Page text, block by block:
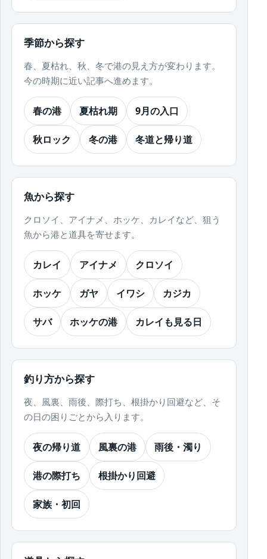
季節から探す
春、夏枯れ、秋、冬で港の見え方が変わります。
今の時期に近い記事へ進めます。
春の港 夏枯れ期 9月の入口
秋ロック 冬の港 冬道と帰り道
魚から探す
クロソイ、アイナメ、ホッケ、カレイなど、狙う
魚から港と道具を寄せます。
カレイ アイナメ クロソイ
ホッケ ガヤ イワシ カジカ
サバ ホッケの港 カレイも見る日
釣り方から探す
夜、風裏、雨後、際打ち、根掛かり回避など、そ
の日の困りごとから入ります。
夜の帰り道 風裏の港 雨後・濁り
港の際打ち 根掛かり回避
家族・初回